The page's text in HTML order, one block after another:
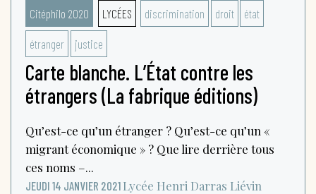
Citéphilo 2020 LYCÉES discrimination droit état
étranger justice
Carte blanche. L’État contre les
étrangers (La fabrique éditions)
Qu’est-ce qu’un étranger ? Qu’est-ce qu’un «
migrant économique » ? Que lire derrière tous
ces noms –...
JEUDI 14 JANVIER 2021 Lycée Henri Darras Liévin